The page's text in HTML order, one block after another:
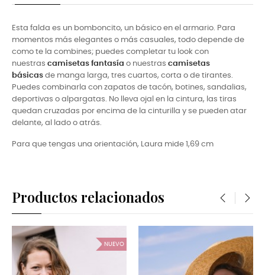
Esta falda es un bomboncito, un básico en el armario. Para
momentos más elegantes o más casuales, todo depende de
como te la combines; puedes completar tu look con
nuestras camisetas fantasía o nuestras camisetas
básicas de manga larga, tres cuartos, corta o de tirantes.
Puedes combinarla con zapatos de tacón, botines, sandalias,
deportivas o alpargatas. No lleva ojal en la cintura, las tiras
quedan cruzadas por encima de la cinturilla y se pueden atar
delante, al lado o atrás.
Para que tengas una orientación, Laura mide 1,69 cm
Productos relacionados
NUEVO